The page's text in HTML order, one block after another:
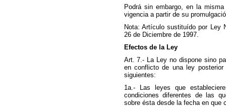
Podrá sin embargo, en la
vigencia a partir de su
Nota: Artículo sustituído por Ley
26 de Diciembre de 1997.
Efectos de la Ley
Art. 7.- La Ley no dispone sino
en conflicto de una ley
siguientes:
1a.- Las leyes que
condiciones diferentes de las
sobre ésta desde la fecha en que